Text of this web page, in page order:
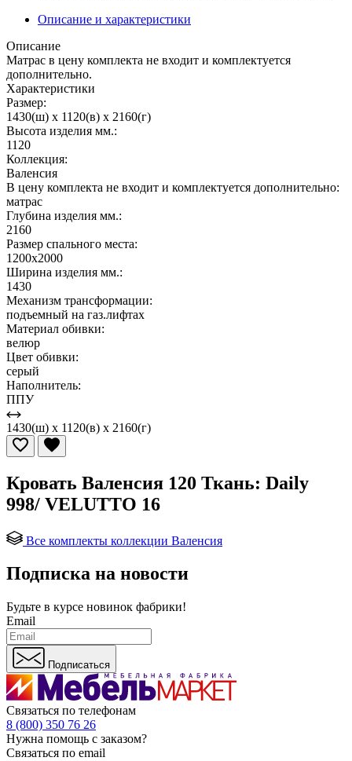
Описание и характеристики
Описание
Матрас в цену комплекта не входит и комплектуется
дополнительно.
Характеристики
Размер:
1430(ш) x 1120(в) x 2160(г)
Высота изделия мм.:
1120
Коллекция:
Валенсия
В цену комплекта не входит и комплектуется дополнительно:
матрас
Глубина изделия мм.:
2160
Размер спального места:
1200х2000
Ширина изделия мм.:
1430
Механизм трансформации:
подъемный на газ.лифтах
Материал обивки:
велюр
Цвет обивки:
серый
Наполнитель:
ППУ
1430(ш) x 1120(в) x 2160(г)
Кровать Валенсия 120 Ткань: Daily
998/ VELUTTO 16
Все комплекты коллекции Валенсия
Подписка на новости
Будьте в курсе новинок фабрики!
Email
Подписаться
Связаться по телефонам
8 (800) 350 76 26
Нужна помощь с заказом?
Связаться по email